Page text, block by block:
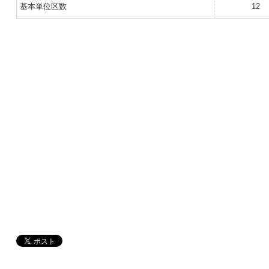
基本単位区数 12